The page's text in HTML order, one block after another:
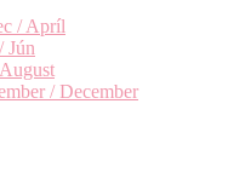
/ Apríl
Jún
/ December